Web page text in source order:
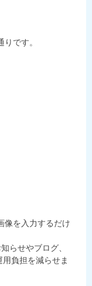
です。
像を入力するだけ
らせやブログ、
負担を減らせま